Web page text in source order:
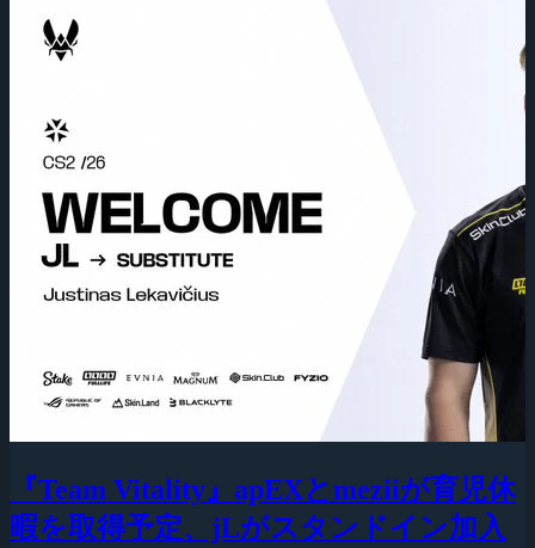
『Team Vitality』apEXとmeziiが育児休
暇を取得予定、jLがスタンドイン加入